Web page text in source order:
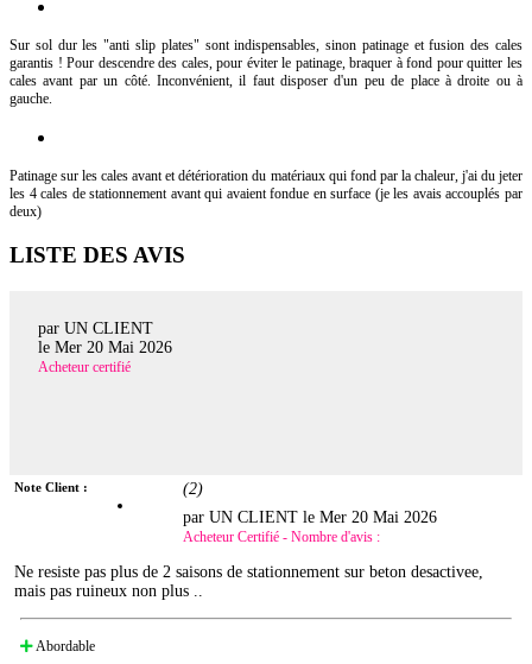
Sur sol dur les "anti slip plates" sont indispensables, sinon patinage et fusion des cales
garantis ! Pour descendre des cales, pour éviter le patinage, braquer à fond pour quitter les
cales avant par un côté. Inconvénient, il faut disposer d'un peu de place à droite ou à
gauche.
Patinage sur les cales avant et détérioration du matériaux qui fond par la chaleur, j'ai du jeter
les 4 cales de stationnement avant qui avaient fondue en surface (je les avais accouplés par
deux)
LISTE DES AVIS
par UN CLIENT
le Mer 20 Mai 2026
Acheteur certifié
Note Client : (2)
par UN CLIENT leMer 20 Mai 2026
Acheteur Certifié - Nombre d'avis :
Ne resiste pas plus de 2 saisons de stationnement sur beton desactivee,
mais pas ruineux non plus ..
Abordable